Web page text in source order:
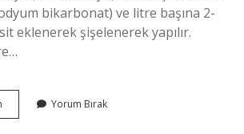
bikarbonat) ve litre başına 2-
eklenerek şişelenerek yapılır.
Suyu
Yorum Bırak